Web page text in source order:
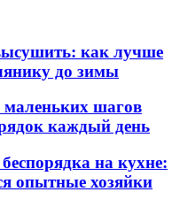
как лучше
до зимы
шагов
каждый день
на кухне:
опытные хозяйки